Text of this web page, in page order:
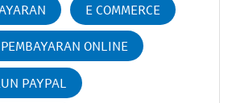
E COMMERCE
ONLINE
PAYPAL